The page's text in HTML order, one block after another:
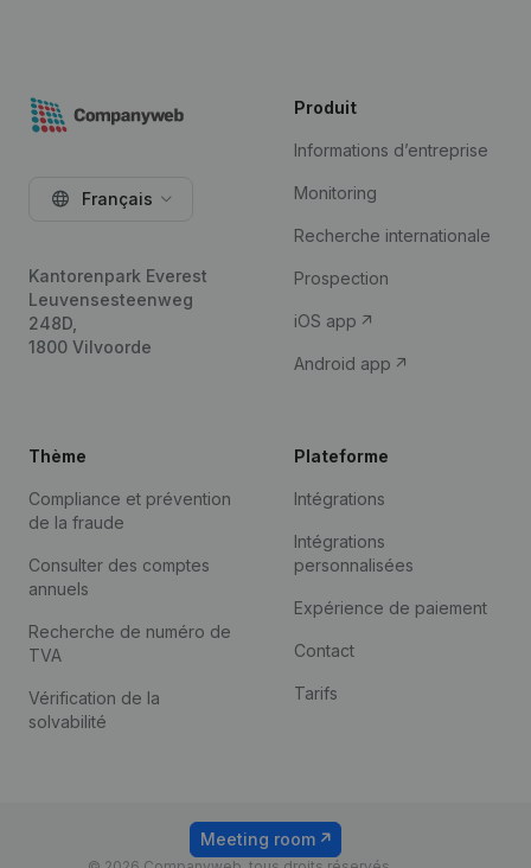
Français
Kantorenpark Everest
Leuvensesteenweg
248D,
1800 Vilvoorde
Produit
Informations d’entreprise
Monitoring
Recherche internationale
Prospection
iOS app
Android app
Thème
Compliance et prévention
de la fraude
Consulter des comptes
annuels
Recherche de numéro de
TVA
Vérification de la
solvabilité
Plateforme
Intégrations
Intégrations
personnalisées
Expérience de paiement
Contact
Tarifs
Meeting room